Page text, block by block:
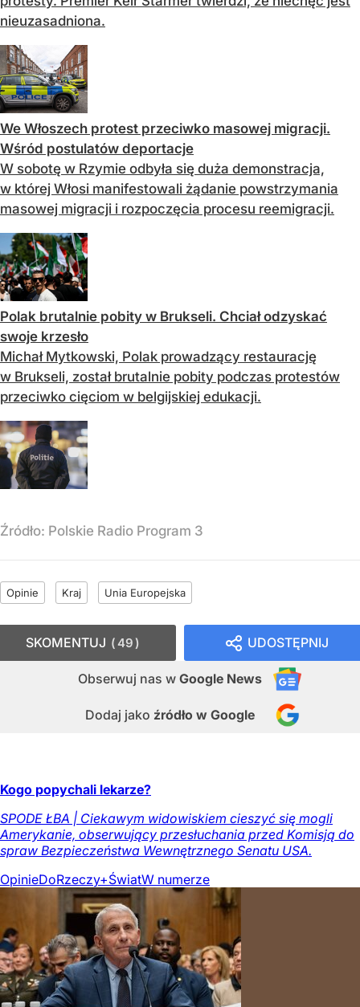
nieuzasadniona.
We Włoszech protest przeciwko masowej migracji.
Wśród postulatów deportacje
W sobotę w Rzymie odbyła się duża demonstracja,
w której Włosi manifestowali żądanie powstrzymania
masowej migracji i rozpoczęcia procesu reemigracji.
Polak brutalnie pobity w Brukseli. Chciał odzyskać
swoje krzesło
Michał Mytkowski, Polak prowadzący restaurację
w Brukseli, został brutalnie pobity podczas protestów
przeciwko cięciom w belgijskiej edukacji.
Źródło: Polskie Radio Program 3
Opinie Kraj Unia Europejska
UDOSTĘPNIJ
Obserwuj nas w Google News
Dodaj jako źródło w Google
SKOMENTUJ 49
Kogo popychali lekarze?
SPODE ŁBA | Ciekawym widowiskiem cieszyć się mogli
Amerykanie, obserwujący przesłuchania przed Komisją do
spraw Bezpieczeństwa Wewnętrznego Senatu USA.
OpinieDoRzeczy+ŚwiatW numerze